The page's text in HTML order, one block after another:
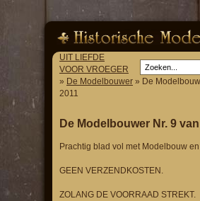
UIT LIEFDE
VOOR VROEGER
» De Modelbouwer » De
2011
De Modelbouwer Nr. 9
Prachtig blad vol met Modelbouw
GEEN VERZENDKOSTEN.
ZOLANG DE VOORRAAD STREKT.